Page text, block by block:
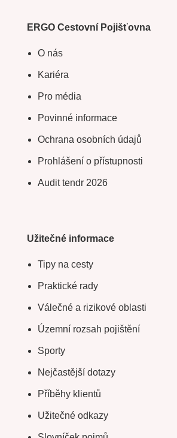
ERGO Cestovní Pojišťovna
O nás
Kariéra
Pro média
Povinné informace
Ochrana osobních údajů
Prohlášení o přístupnosti
Audit tendr 2026
Užitečné informace
Tipy na cesty
Praktické rady
Válečné a rizikové oblasti
Územní rozsah pojištění
Sporty
Nejčastější dotazy
Příběhy klientů
Užitečné odkazy